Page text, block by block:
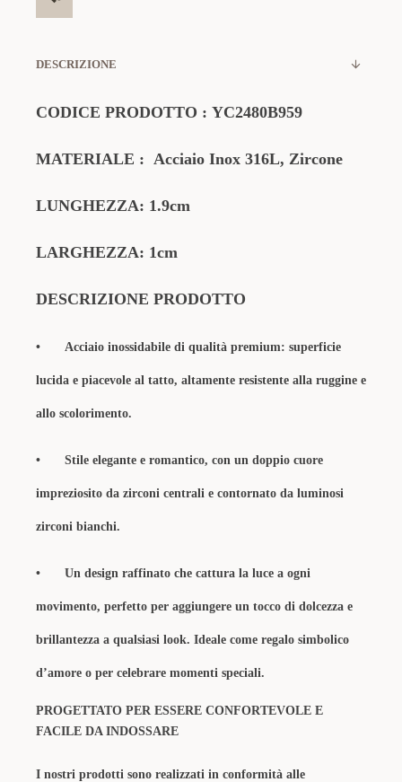
DESCRIZIONE
CODICE PRODOTTO : YC2480B959
MATERIALE : Acciaio Inox 316L, Zircone
LUNGHEZZA: 1.9cm
LARGHEZZA: 1cm
DESCRIZIONE PRODOTTO
• Acciaio inossidabile di qualità premium: superficie
lucida e piacevole al tatto, altamente resistente alla ruggine e
allo scolorimento.
• Stile elegante e romantico, con un doppio cuore
impreziosito da zirconi centrali e contornato da luminosi
zirconi bianchi.
• Un design raffinato che cattura la luce a ogni
movimento, perfetto per aggiungere un tocco di dolcezza e
brillantezza a qualsiasi look. Ideale come regalo simbolico
d’amore o per celebrare momenti speciali.
PROGETTATO PER ESSERE CONFORTEVOLE E
FACILE DA INDOSSARE
I nostri prodotti sono realizzati in conformità alle